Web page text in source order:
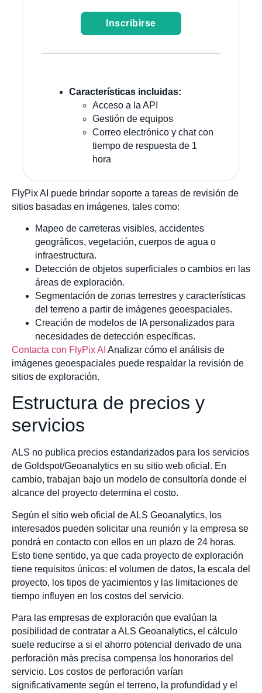
Inscribirse
Características incluidas:
Acceso a la API
Gestión de equipos
Correo electrónico y chat con
tiempo de respuesta de 1
hora
FlyPix AI puede brindar soporte a tareas de revisión de
sitios basadas en imágenes, tales como:
Mapeo de carreteras visibles, accidentes
geográficos, vegetación, cuerpos de agua o
infraestructura.
Detección de objetos superficiales o cambios en las
áreas de exploración.
Segmentación de zonas terrestres y características
del terreno a partir de imágenes geoespaciales.
Creación de modelos de IA personalizados para
necesidades de detección específicas.
Contacta con FlyPix AI Analizar cómo el análisis de
imágenes geoespaciales puede respaldar la revisión de
sitios de exploración.
Estructura de precios y
servicios
ALS no publica precios estandarizados para los servicios
de Goldspot/Geoanalytics en su sitio web oficial. En
cambio, trabajan bajo un modelo de consultoría donde el
alcance del proyecto determina el costo.
Según el sitio web oficial de ALS Geoanalytics, los
interesados pueden solicitar una reunión y la empresa se
pondrá en contacto con ellos en un plazo de 24 horas.
Esto tiene sentido, ya que cada proyecto de exploración
tiene requisitos únicos: el volumen de datos, la escala del
proyecto, los tipos de yacimientos y las limitaciones de
tiempo influyen en los costos del servicio.
Para las empresas de exploración que evalúan la
posibilidad de contratar a ALS Geoanalytics, el cálculo
suele reducirse a si el ahorro potencial derivado de una
perforación más precisa compensa los honorarios del
servicio. Los costos de perforación varían
significativamente según el terreno, la profundidad y el